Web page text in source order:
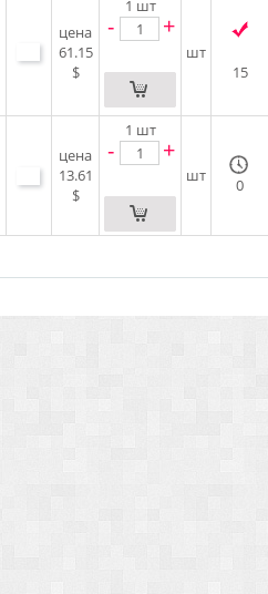
цена
61.15
$
1 шт
- +
шт
15
цена
13.61
$
1 шт
- +
шт 0